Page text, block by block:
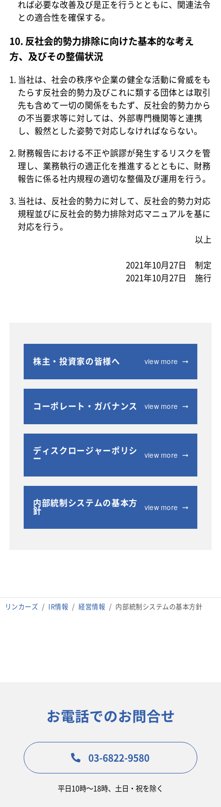
リンカーズ IR情報 経営情報 内部統制システムの基本方針
れば必要な改善及び是正を行うとともに、関連法令
との適合性を確保する。
10. 反社会的勢力排除に向けた基本的な考え
方、及びその整備状況
当社は、社会の秩序や企業の健全な活動に脅威をも
たらす反社会的勢力及びこれに類する団体とは取引
先も含めて一切の関係をもたず、反社会的勢力から
の不当要求等に対しては、外部専門機関等と連携
し、毅然とした姿勢で対応しなければならない。
財務報告における不正や誤謬が発生するリスクを管
理し、業務執行の適正化を推進するとともに、財務
報告に係る社内規程の適切な整備及び運用を行う。
当社は、反社会的勢力に対して、反社会的勢力対応
規程並びに反社会的勢力排除対応マニュアルを基に
対応を行う。
以上
2021年10月27日 制定
2021年10月27日 施行
株主・投資家の皆様へ view more
コーポレート・ガバナンス view more
ディスクロージャーポリシ
ー
view more
内部統制システムの基本方
針
view more
お電話でのお問合せ
03-6822-9580
平日10時〜18時、土日・祝を除く